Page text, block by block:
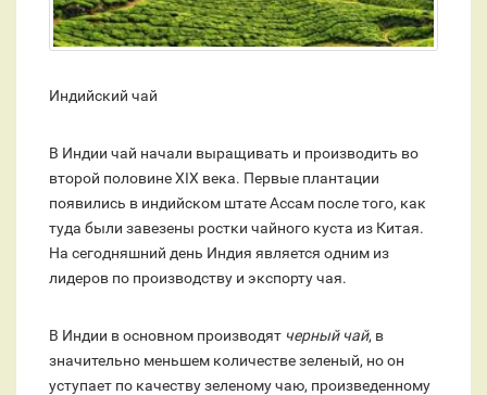
Индийский чай
В Индии чай начали выращивать и производить во
второй половине ХIХ века. Первые плантации
появились в индийском штате Ассам после того, как
туда были завезены ростки чайного куста из Китая.
На сегодняшний день Индия является одним из
лидеров по производству и экспорту чая.
В Индии в основном производят черный чай, в
значительно меньшем количестве зеленый, но он
уступает по качеству зеленому чаю, произведенному